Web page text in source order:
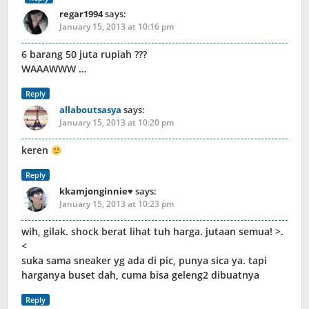
regar1994says:
January 15, 2013 at 10:16 pm
6 barang 50 juta rupiah ???
WAAAWWW …
Reply
allaboutsasya says:
January 15, 2013 at 10:20 pm
keren
Reply
kkamjonginnie♥ says:
January 15, 2013 at 10:23 pm
wih, gilak. shock berat lihat tuh harga. jutaan semua! >.
<
suka sama sneaker yg ada di pic, punya sica ya. tapi
harganya buset dah, cuma bisa geleng2 dibuatnya
Reply